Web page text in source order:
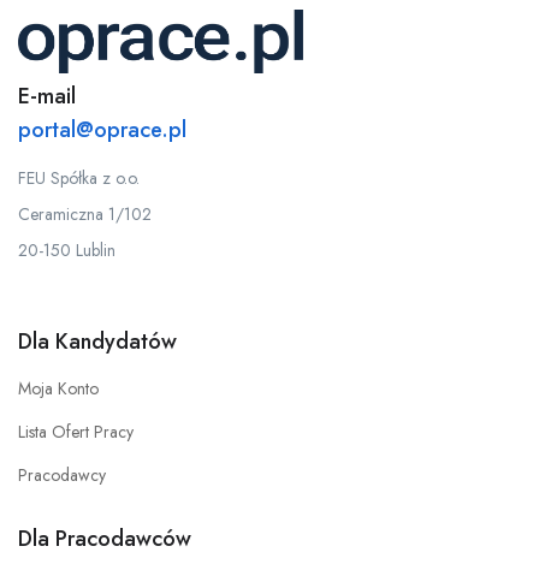
E-mail
portal@oprace.pl
FEU Spółka z o.o.
Ceramiczna 1/102
20-150 Lublin
Dla Kandydatów
Moja Konto
Lista Ofert Pracy
Pracodawcy
Dla Pracodawców